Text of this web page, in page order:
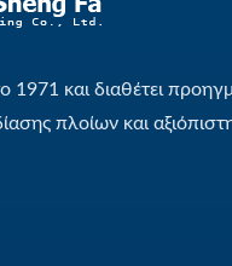
1971 και διαθέτει
πλοίων και